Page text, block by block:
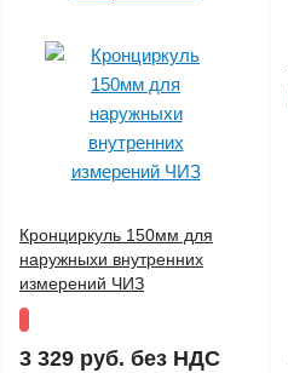
Кронциркуль 150мм для
наружныхи внутренних
измерений ЧИЗ
3 329 руб. без НДС